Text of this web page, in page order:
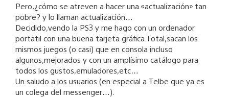
Pero,¿cómo se atreven a hacer una «actualización» tan
pobre? y lo llaman actualización…
Decidido,vendo la PS3 y me hago con un ordenador
portatil con una buena tarjeta gráfica.Total,sacan los
mismos juegos (o casi) que en consola incluso
algunos,mejorados y con un amplísimo catálogo para
todos los gustos,emuladores,etc…
Un saludo a los usuarios (en especial a Telbe que ya es
un colega del messenger…).